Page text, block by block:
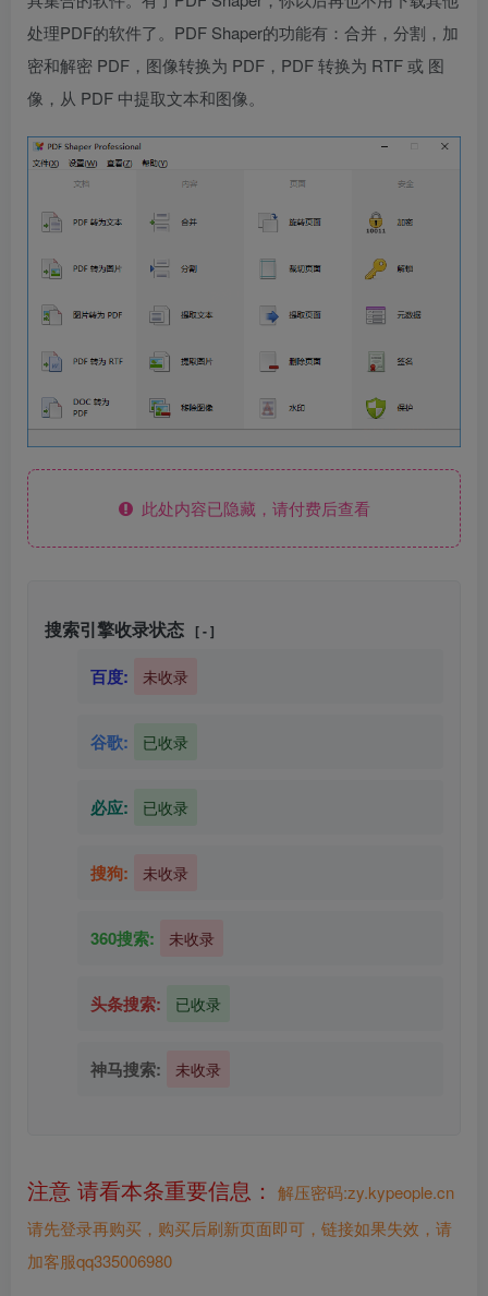
处理PDF的软件了。PDF Shaper的功能有：合并，分割，加
密和解密 PDF，图像转换为 PDF，PDF 转换为 RTF 或 图
像，从 PDF 中提取文本和图像。
此处内容已隐藏，请付费后查看
搜索引擎收录状态 [ - ]
百度: 未收录
谷歌: 已收录
必应: 已收录
搜狗: 未收录
360搜索: 未收录
头条搜索: 已收录
神马搜索: 未收录
注意 请看本条重要信息：
解压密码:zy.kypeople.cn
请先登录再购买，购买后刷新页面即可，链接如果失效，请
加客服qq335006980